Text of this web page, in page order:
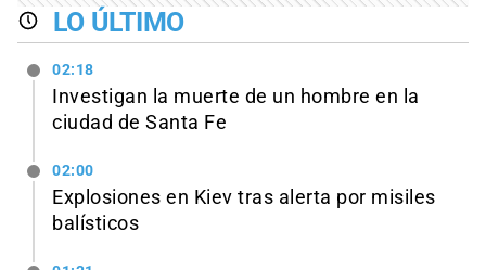
LO ÚLTIMO
02:18
Investigan la muerte de un hombre en la
ciudad de Santa Fe
02:00
Explosiones en Kiev tras alerta por misiles
balísticos